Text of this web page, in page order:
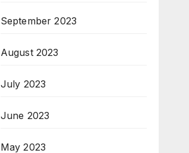
September 2023
August 2023
July 2023
June 2023
May 2023